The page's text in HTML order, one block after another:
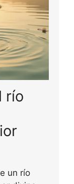
río
un río